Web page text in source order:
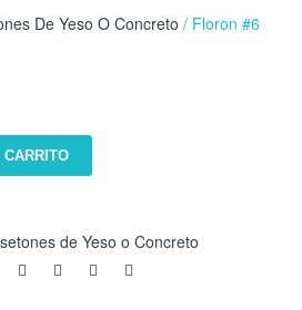
De Yeso O Concreto / Floron #6
de Yeso o Concreto